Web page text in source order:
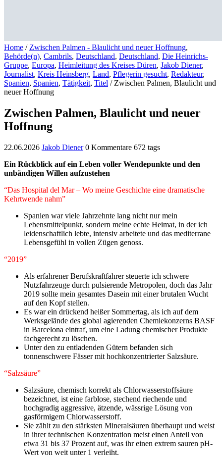
Home / Zwischen Palmen - Blaulicht und neuer Hoffnung,
Behörde(n), Cambrils, Deutschland, Deutschland, Die Heinrichs-
Gruppe, Europa, Heimleitung des Kreises Düren, Jakob Diener,
Journalist, Kreis Heinsberg, Land, Pflegerin gesucht, Redakteur,
Spanien, Spanien, Tätigkeit, Titel / Zwischen Palmen, Blaulicht und
neuer Hoffnung
Zwischen Palmen, Blaulicht und neuer
Hoffnung
22.06.2026 Jakob Diener 0 Kommentare 672 tags
​Ein Rückblick auf ein Leben voller Wendepunkte und den
unbändigen Willen aufzustehen
“​Das Hospital del Mar – Wo meine Geschichte eine dramatische
Kehrtwende nahm”
​Spanien war viele Jahrzehnte lang nicht nur mein
Lebensmittelpunkt, sondern meine echte Heimat, in der ich
leidenschaftlich lebte, intensiv arbeitete und das mediterrane
Lebensgefühl in vollen Zügen genoss.
“2019”
Als erfahrener Berufskraftfahrer steuerte ich schwere
Nutzfahrzeuge durch pulsierende Metropolen, doch das Jahr
2019 sollte mein gesamtes Dasein mit einer brutalen Wucht
auf den Kopf stellen.
Es war ein drückend heißer Sommertag, als ich auf dem
Werksgelände des global agierenden Chemiekonzerns BASF
in Barcelona eintraf, um eine Ladung chemischer Produkte
fachgerecht zu löschen.
Unter den zu entladenden Gütern befanden sich
tonnenschwere Fässer mit hochkonzentrierter Salzsäure.
“Salzsäure”
Salzsäure, chemisch korrekt als Chlorwasserstoffsäure
bezeichnet, ist eine farblose, stechend riechende und
hochgradig aggressive, ätzende, wässrige Lösung von
gasförmigem Chlorwasserstoff.
Sie zählt zu den stärksten Mineralsäuren überhaupt und weist
in ihrer technischen Konzentration meist einen Anteil von
etwa 31 bis 37 Prozent auf, was ihr einen extrem sauren pH-
Wert von weit unter 1 verleiht.